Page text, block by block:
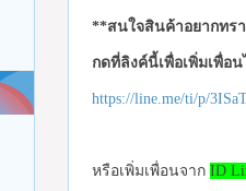
**สนใจสินค้าอยากทร
กดที่ลิงค์นี้เพื่อเพิ่มเพื่อ
https://line.me/ti/p/
หรือเพิ่มเพื่อนจาก ID